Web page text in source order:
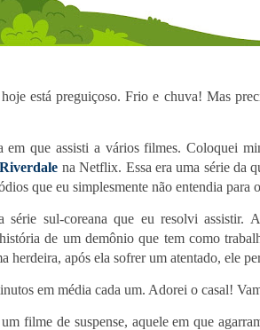
está preguiçoso. Frio e chuva! Mas
em que assisti a vários filmes. Coloquei
na Netflix. Essa era uma série da
que eu simplesmente não entendia para
série sul-coreana que eu resolvi assistir.
de um demônio que tem como
herdeira, após ela sofrer um atentado, ele
em média cada um. Adorei o casal!
filme de suspense, aquele em que